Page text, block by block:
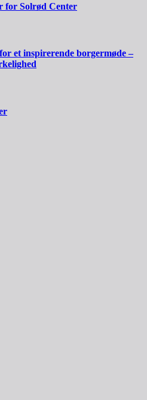
for Solrød Center
et inspirerende borgermøde –